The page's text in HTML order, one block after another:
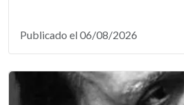
Publicado el 06/08/2026